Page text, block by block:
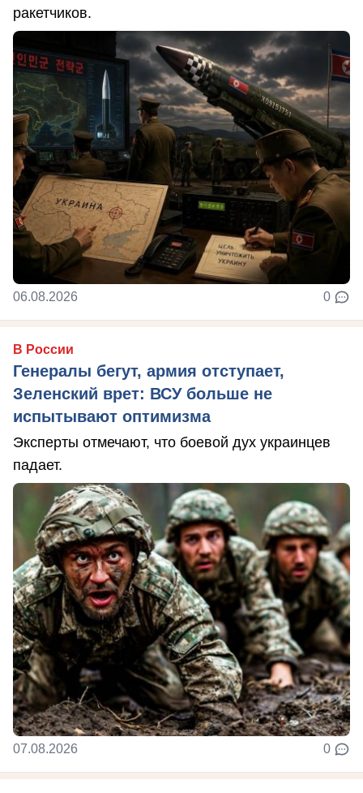
ракетчиков.
06.08.2026 0
В России
Генералы бегут, армия отступает,
Зеленский врет: ВСУ больше не
испытывают оптимизма
Эксперты отмечают, что боевой дух украинцев
падает.
07.08.2026 0